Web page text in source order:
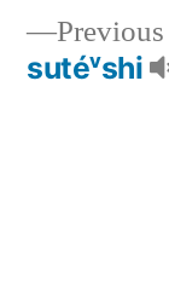
sutéᵛshi